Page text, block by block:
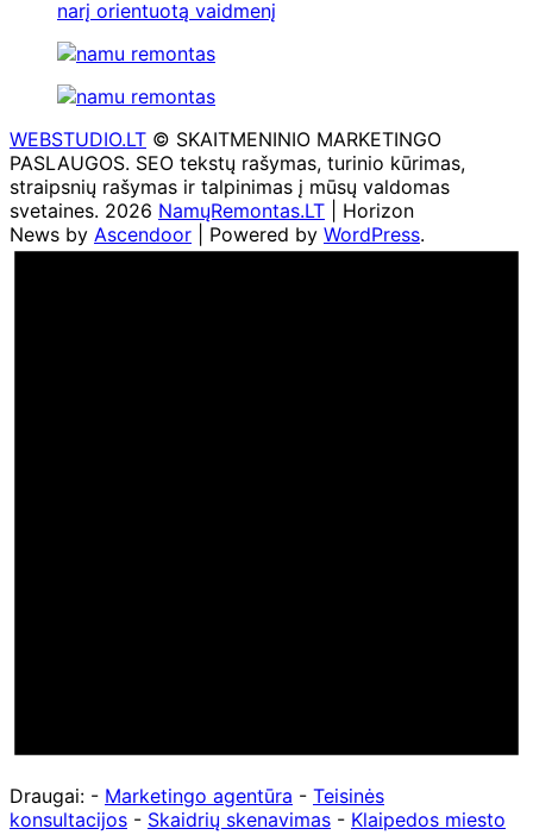
narį orientuotą vaidmenį
WEBSTUDIO.LT © SKAITMENINIO MARKETINGO
PASLAUGOS. SEO tekstų rašymas, turinio kūrimas,
straipsnių rašymas ir talpinimas į mūsų valdomas
svetaines. 2026 NamųRemontas.LT | Horizon
News by Ascendoor | Powered by WordPress.
Draugai: - Marketingo agentūra - Teisinės
konsultacijos - Skaidrių skenavimas - Klaipedos miesto